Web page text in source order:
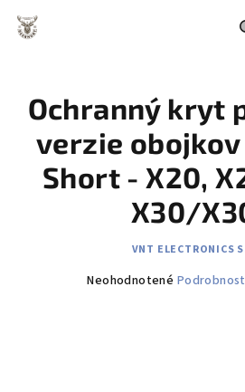
obsah
Ochranný kryt
verzie obojkov
Short - X20,
X30/
VNT ELECTRONICS
Priemerné
Neohodnotené